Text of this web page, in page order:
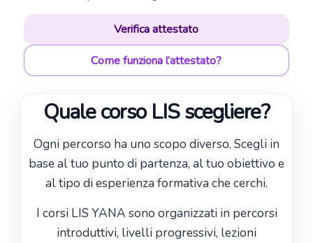
Verifica attestato
Come funziona l’attestato?
Quale corso LIS scegliere?
Ogni percorso ha uno scopo diverso. Scegli in
base al tuo punto di partenza, al tuo obiettivo e
al tipo di esperienza formativa che cerchi.
I corsi LIS YANA sono organizzati in percorsi
introduttivi, livelli progressivi, lezioni